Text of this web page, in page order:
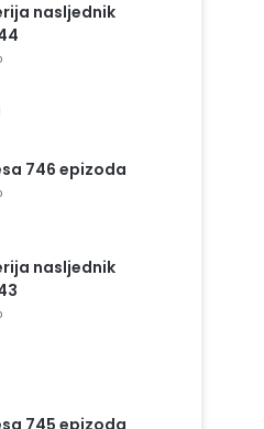
nasljednik
746 epizoda
nasljednik
745 epizoda